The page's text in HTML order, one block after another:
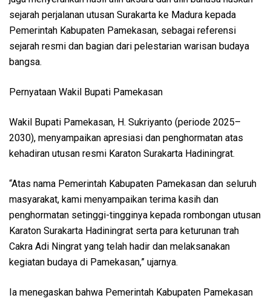
sejarah perjalanan utusan Surakarta ke Madura kepada
Pemerintah Kabupaten Pamekasan, sebagai referensi
sejarah resmi dan bagian dari pelestarian warisan budaya
bangsa.
Pernyataan Wakil Bupati Pamekasan
Wakil Bupati Pamekasan, H. Sukriyanto (periode 2025–
2030), menyampaikan apresiasi dan penghormatan atas
kehadiran utusan resmi Karaton Surakarta Hadiningrat.
“Atas nama Pemerintah Kabupaten Pamekasan dan seluruh
masyarakat, kami menyampaikan terima kasih dan
penghormatan setinggi-tingginya kepada rombongan utusan
Karaton Surakarta Hadiningrat serta para keturunan trah
Cakra Adi Ningrat yang telah hadir dan melaksanakan
kegiatan budaya di Pamekasan,” ujarnya.
Ia menegaskan bahwa Pemerintah Kabupaten Pamekasan